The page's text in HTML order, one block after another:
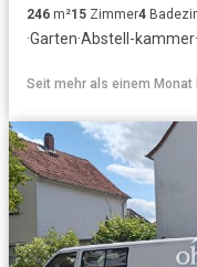
246 m²15 Zimmer4
·Garten·Abstell-kammer·
Seit mehr als einem Monat